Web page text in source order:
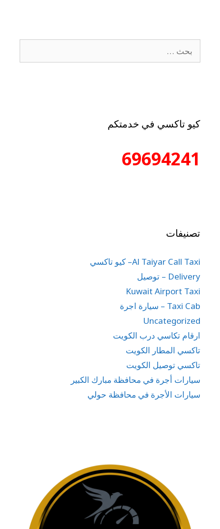
كيو تاكسي في خدمتكم
69694241
تصنيفات
Al Taiyar Call Taxi– كيو تاكسي
Delivery – توصيل
Kuwait Airport Taxi
Taxi Cab – سيارة اجرة
Uncategorized
ارقام تكاسي درب الكويت
تاكسي المطار الكويت
تاكسي توصيل الكويت
سيارات أجرة في محافظة مبارك الكبير
سيارات الأجرة في محافظة حولي